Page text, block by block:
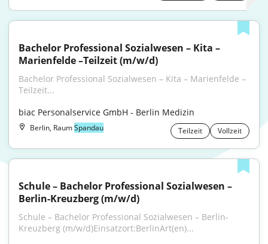
Bachelor Professional Sozialwesen – Kita –
Marienfelde –Teilzeit (m/w/d)
Bachelor Professional Sozialwesen – Kita – Marienfelde –
Teilzeit...
biac Personalservice GmbH - Berlin Medizin
Berlin, RaumSpandau Teilzeit Vollzeit
Schule – Bachelor Professional Sozialwesen –
Berlin-Kreuzberg (m/w/d)
Schule – Bachelor Professional Sozialwesen – Berlin-
Kreuzberg (m⁠/⁠w⁠/⁠d)Einsatzort:BerlinArt(en)...